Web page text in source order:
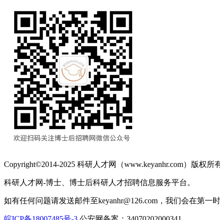
Copyright©2014-2025 科研人才网（www.keyanhr.com）版权所
科研人才网-博士、博士后科研人才招聘信息服务平台。
如有任何问题请发送邮件至keyanhr@126.com，我们会在第一